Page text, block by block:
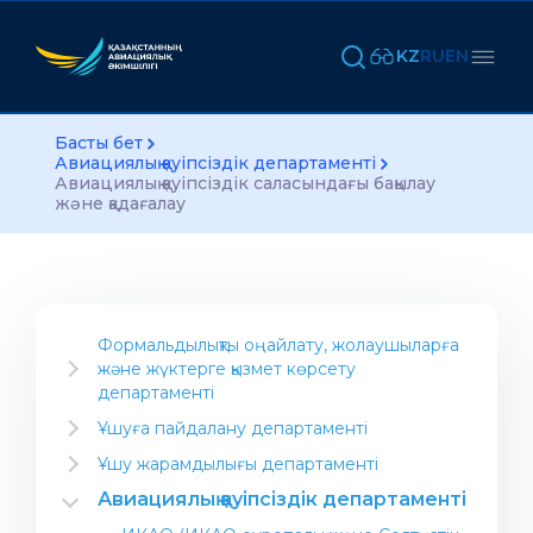
KZRUEN
Басты бет
Авиациялық қауіпсіздік департаменті
Авиациялық қауіпсіздік саласындағы бақылау
және қадағалау
Формальдылықты оңайлату, жолаушыларға
және жүктерге қызмет көрсету
департаменті
Салаға арналған ақпарат
Департаменттің Жобалары
Халықаралық стандарттар
Ұшуға пайдалану департаменті
Әуекомпаниясын ашу
Авиациялық жұмыстарды орындау үшін
компания ашу
Ұшу жарамдылығы департаменті
Үлгі сертификатын тану
Ұшуға жарамдылық сертификаты
Авиациялық қауіпсіздік департаменті